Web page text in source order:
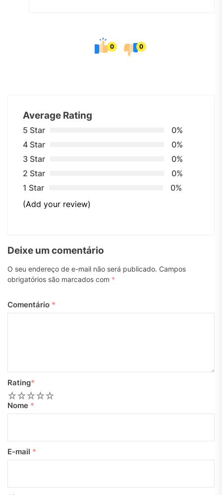
0 0
Average Rating
5 Star
0%
4 Star
0%
3 Star
0%
2 Star
0%
1 Star
0%
(Add your review)
Deixe um comentário
O seu endereço de e-mail não será publicado. Campos
obrigatórios são marcados com *
Comentário *
Rating*
5
4
3
2
Nome *
E-mail *